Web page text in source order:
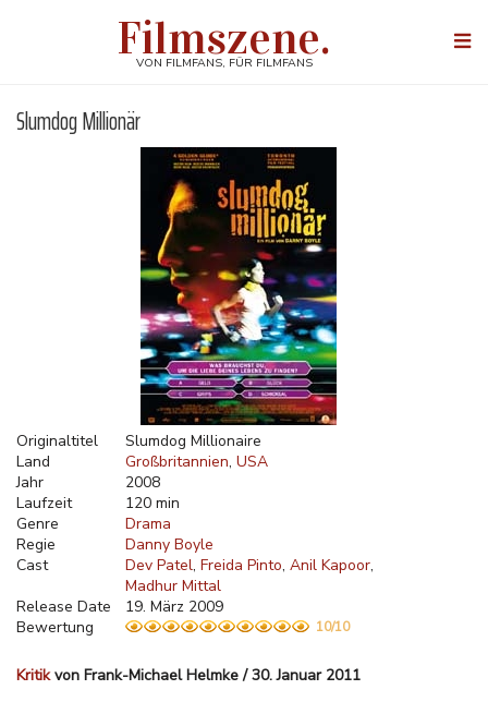
Filmszene.
VON FILMFANS, FÜR FILMFANS
Slumdog Millionär
Originaltitel
Slumdog Millionaire
Land
Großbritannien USA
Jahr
2008
Laufzeit
120 min
Genre
Drama
Regie
Danny Boyle
Cast
Dev Patel Freida Pinto Anil Kapoor
Madhur Mittal
Release Date
19. März 2009
Bewertung
10/10
Kritikvon Frank-Michael Helmke / 30. Januar 2011